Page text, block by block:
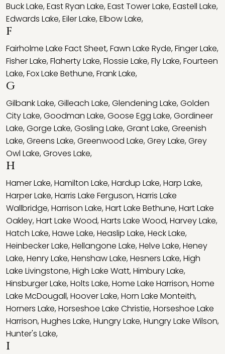
Buck Lake,East Ryan Lake,East Tower Lake,Eastell Lake,
Edwards Lake,Eiler Lake,Elbow Lake,
F
Fairholme Lake Fact Sheet,Fawn Lake Ryde,Finger Lake,
Fisher Lake,Flaherty Lake,Flossie Lake,Fly Lake,Fourteen
Lake,Fox Lake Bethune,Frank Lake,
G
Gilbank Lake,Gilleach Lake,Glendening Lake,Golden
City Lake,Goodman Lake,Goose Egg Lake,Gordineer
Lake,Gorge Lake,Gosling Lake,Grant Lake,Greenish
Lake,Greens Lake,Greenwood Lake,Grey Lake,Grey
Owl Lake,Groves Lake,
H
Hamer Lake,Hamilton Lake,Hardup Lake,Harp Lake,
Harper Lake,Harris Lake Ferguson,Harris Lake
Wallbridge,Harrison Lake,Hart Lake Bethune,Hart Lake
Oakley,Hart Lake Wood,Harts Lake Wood,Harvey Lake,
Hatch Lake,Hawe Lake,Heaslip Lake,Heck Lake,
Heinbecker Lake,Hellangone Lake,Helve Lake,Heney
Lake,Henry Lake,Henshaw Lake,Hesners Lake,High
Lake Livingstone,High Lake Watt,Himbury Lake,
Hinsburger Lake,Holts Lake,Home Lake Harrison,Home
Lake McDougall,Hoover Lake,Horn Lake Monteith,
Horners Lake,Horseshoe Lake Christie,Horseshoe Lake
Harrison,Hughes Lake,Hungry Lake,Hungry Lake Wilson,
Hunter's Lake,
I